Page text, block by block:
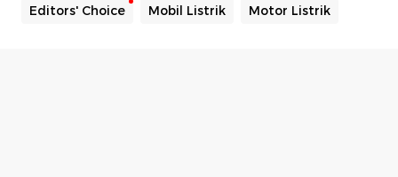
Editors' Choice Mobil Listrik Motor Listrik